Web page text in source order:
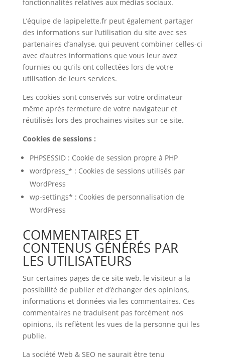
fonctionnalités relatives aux médias sociaux.
L’équipe de lapipelette.fr peut également partager
des informations sur l’utilisation du site avec ses
partenaires d’analyse, qui peuvent combiner celles-ci
avec d’autres informations que vous leur avez
fournies ou qu’ils ont collectées lors de votre
utilisation de leurs services.
Les cookies sont conservés sur votre ordinateur
même après fermeture de votre navigateur et
réutilisés lors des prochaines visites sur ce site.
Cookies de sessions :
PHPSESSID : Cookie de session propre à PHP
wordpress_* : Cookies de sessions utilisés par
WordPress
wp-settings* : Cookies de personnalisation de
WordPress
COMMENTAIRES ET
CONTENUS GÉNÉRÉS PAR
LES UTILISATEURS
Sur certaines pages de ce site web, le visiteur a la
possibilité de publier et d’échanger des opinions,
informations et données via les commentaires. Ces
commentaires ne traduisent pas forcément nos
opinions, ils reflètent les vues de la personne qui les
publie.
La société Web & SEO ne saurait être tenu